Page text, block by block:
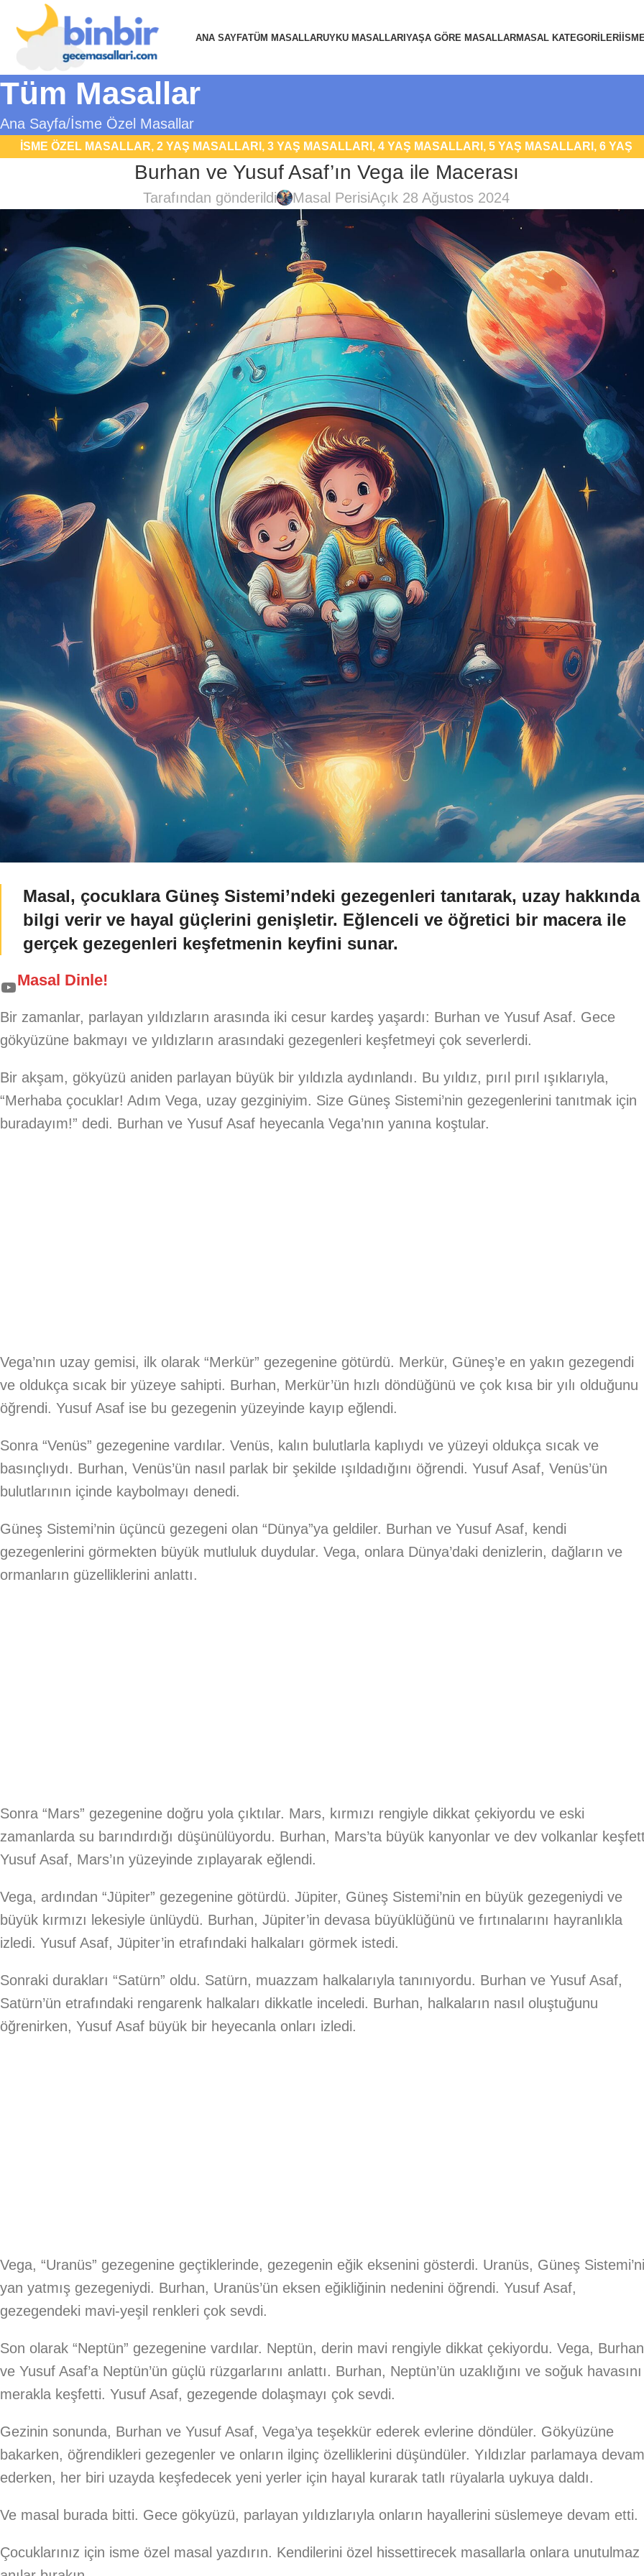
ANA SAYFATÜM MASALLARUYKU MASALLARIYAŞA GÖRE MASALLARMASAL KATEGORILERI
Tüm Masallar
Ana Sayfa İsme Özel Masallar
İSME ÖZEL MASALLAR,2 YAŞ MASALLARI ,3 YAŞ MASALLARI ,4 YAŞ MASALLARI ,5 YAŞ MASALLARI ,6 YAŞ
BILIM KURGU MASALLARI,EĞITICI MASALLAR,FANTASTIK MASALLAR,UYKU MASALLARI
Burhan ve Yusuf Asaf’ın Vega ile Macerası
Tarafından gönderildi Masal PerisiAçık 28 Ağustos 2024
Masal, çocuklara Güneş Sistemi’ndeki gezegenleri tanıtarak, uzay hakkında
bilgi verir ve hayal güçlerini genişletir. Eğlenceli ve öğretici bir macera ile
gerçek gezegenleri keşfetmenin keyfini sunar.
Masal Dinle!
Bir zamanlar, parlayan yıldızların arasında iki cesur kardeş yaşardı: Burhan ve Yusuf Asaf. Gece
gökyüzüne bakmayı ve yıldızların arasındaki gezegenleri keşfetmeyi çok severlerdi.
Bir akşam, gökyüzü aniden parlayan büyük bir yıldızla aydınlandı. Bu yıldız, pırıl pırıl ışıklarıyla,
“Merhaba çocuklar! Adım Vega, uzay gezginiyim. Size Güneş Sistemi’nin gezegenlerini tanıtmak için
buradayım!” dedi. Burhan ve Yusuf Asaf heyecanla Vega’nın yanına koştular.
Vega’nın uzay gemisi, ilk olarak “Merkür” gezegenine götürdü. Merkür, Güneş’e en yakın gezegendi
ve oldukça sıcak bir yüzeye sahipti. Burhan, Merkür’ün hızlı döndüğünü ve çok kısa bir yılı olduğunu
öğrendi. Yusuf Asaf ise bu gezegenin yüzeyinde kayıp eğlendi.
Sonra “Venüs” gezegenine vardılar. Venüs, kalın bulutlarla kaplıydı ve yüzeyi oldukça sıcak ve
basınçlıydı. Burhan, Venüs’ün nasıl parlak bir şekilde ışıldadığını öğrendi. Yusuf Asaf, Venüs’ün
bulutlarının içinde kaybolmayı denedi.
Güneş Sistemi’nin üçüncü gezegeni olan “Dünya”ya geldiler. Burhan ve Yusuf Asaf, kendi
gezegenlerini görmekten büyük mutluluk duydular. Vega, onlara Dünya’daki denizlerin, dağların ve
ormanların güzelliklerini anlattı.
Sonra “Mars” gezegenine doğru yola çıktılar. Mars, kırmızı rengiyle dikkat çekiyordu ve eski
zamanlarda su barındırdığı düşünülüyordu. Burhan, Mars’ta büyük kanyonlar ve dev volkanlar
Yusuf Asaf, Mars’ın yüzeyinde zıplayarak eğlendi.
Vega, ardından “Jüpiter” gezegenine götürdü. Jüpiter, Güneş Sistemi’nin en büyük gezegeniydi ve
büyük kırmızı lekesiyle ünlüydü. Burhan, Jüpiter’in devasa büyüklüğünü ve fırtınalarını hayranlıkla
izledi. Yusuf Asaf, Jüpiter’in etrafındaki halkaları görmek istedi.
Sonraki durakları “Satürn” oldu. Satürn, muazzam halkalarıyla tanınıyordu. Burhan ve Yusuf Asaf,
Satürn’ün etrafındaki rengarenk halkaları dikkatle inceledi. Burhan, halkaların nasıl oluştuğunu
öğrenirken, Yusuf Asaf büyük bir heyecanla onları izledi.
Vega, “Uranüs” gezegenine geçtiklerinde, gezegenin eğik eksenini gösterdi. Uranüs, Güneş
yan yatmış gezegeniydi. Burhan, Uranüs’ün eksen eğikliğinin nedenini öğrendi. Yusuf Asaf,
gezegendeki mavi-yeşil renkleri çok sevdi.
Son olarak “Neptün” gezegenine vardılar. Neptün, derin mavi rengiyle dikkat çekiyordu. Vega, Burhan
ve Yusuf Asaf’a Neptün’ün güçlü rüzgarlarını anlattı. Burhan, Neptün’ün uzaklığını ve soğuk havasını
merakla keşfetti. Yusuf Asaf, gezegende dolaşmayı çok sevdi.
Gezinin sonunda, Burhan ve Yusuf Asaf, Vega’ya teşekkür ederek evlerine döndüler. Gökyüzüne
bakarken, öğrendikleri gezegenler ve onların ilginç özelliklerini düşündüler. Yıldızlar parlamaya devam
ederken, her biri uzayda keşfedecek yeni yerler için hayal kurarak tatlı rüyalarla uykuya daldı.
Ve masal burada bitti. Gece gökyüzü, parlayan yıldızlarıyla onların hayallerini süslemeye devam etti.
Çocuklarınız için isme özel masal yazdırın. Kendilerini özel hissettirecek masallarla onlara unutulmaz